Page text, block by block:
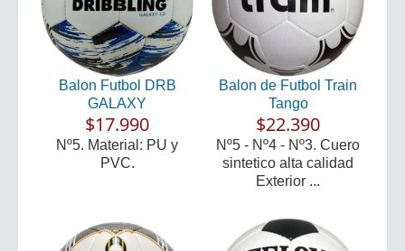
Balon Futbol DRB
GALAXY
$17.990
Nº5. Material: PU y
PVC.
Balon de Futbol Train
Tango
$22.390
Nº5 - Nº4 - Nº3. Cuero
sintetico alta calidad
Exterior ...